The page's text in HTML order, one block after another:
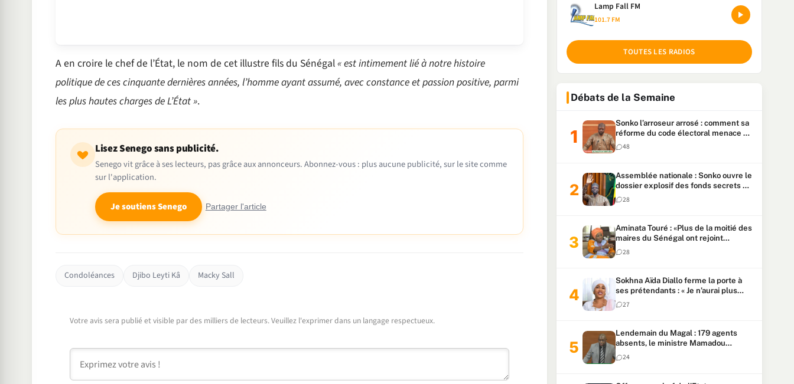
A en croire le chef de l’État, le nom de cet illustre fils du Sénégal« est intimement lié à notre histoire
politique de ces cinquante dernières années, l’homme ayant assumé, avec constance et passion positive, parmi
les plus hautes charges de L’État ».
Lisez Senego sans publicité.
Senego vit grâce à ses lecteurs, pas grâce aux annonceurs. Abonnez-vous : plus aucune publicité, sur le site comme
sur l'application.
Je soutiens Senego Partager l'article
Condoléances Djibo Leyti Kâ Macky Sall
Votre avis sera publié et visible par des milliers de lecteurs. Veuillez l'exprimer dans un langage respectueux.
Commentaire
Lamp Fall FM
101.7 FM
TOUTES LES RADIOS
Débats de la Semaine
Sonko l’arroseur arrosé : comment sa
réforme du code électoral menace sa
candidature
48
Assemblée nationale : Sonko ouvre le
dossier explosif des fonds secrets et
du patrimoine présidentiel
28
Aminata Touré : «Plus de la moitié des
maires du Sénégal ont rejoint
Kiiraay»
28
Sokhna Aïda Diallo ferme la porte à
ses prétendants : « Je n’aurai plus
jamais un autre mari »
27
Lendemain du Magal : 179 agents
absents, le ministre Mamadou
Lamine Dianté exige des explications
24